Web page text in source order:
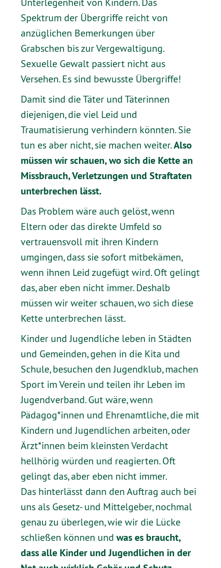
Unterlegenheit von Kindern. Das
Spektrum der Übergriffe reicht von
anzüglichen Bemerkungen über
Grabschen bis zur Vergewaltigung.
Sexuelle Gewalt passiert nicht aus
Versehen. Es sind bewusste Übergriffe!
Damit sind die Täter und Täterinnen
diejenigen, die viel Leid und
Traumatisierung verhindern könnten. Sie
tun es aber nicht, sie machen weiter.Also
müssen wir schauen, wo sich die Kette an
Missbrauch, Verletzungen und Straftaten
unterbrechen lässt.
Das Problem wäre auch gelöst, wenn
Eltern oder das direkte Umfeld so
vertrauensvoll mit ihren Kindern
umgingen, dass sie sofort mitbekämen,
wenn ihnen Leid zugefügt wird. Oft gelingt
das, aber eben nicht immer. Deshalb
müssen wir weiter schauen, wo sich diese
Kette unterbrechen lässt.
Kinder und Jugendliche leben in Städten
und Gemeinden, gehen in die Kita und
Schule, besuchen den Jugendklub, machen
Sport im Verein und teilen ihr Leben im
Jugendverband. Gut wäre, wenn
Pädagog*innen und Ehrenamtliche, die mit
Kindern und Jugendlichen arbeiten, oder
Ärzt*innen beim kleinsten Verdacht
hellhörig würden und reagierten. Oft
gelingt das, aber eben nicht immer.
Das hinterlässt dann den Auftrag auch bei
uns als Gesetz- und Mittelgeber, nochmal
genau zu überlegen, wie wir die Lücke
schließen können undwas es braucht,
dass alle Kinder und Jugendlichen in der